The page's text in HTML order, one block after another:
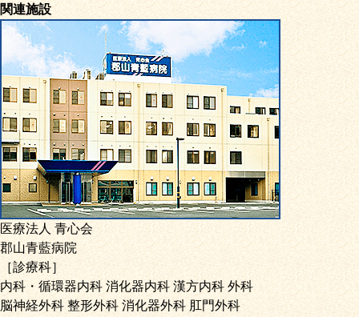
関連施設
医療法人 青心会
郡山青藍病院
［診療科］
内科・循環器内科 消化器内科 漢方内科 外科
脳神経外科 整形外科 消化器外科 肛門外科